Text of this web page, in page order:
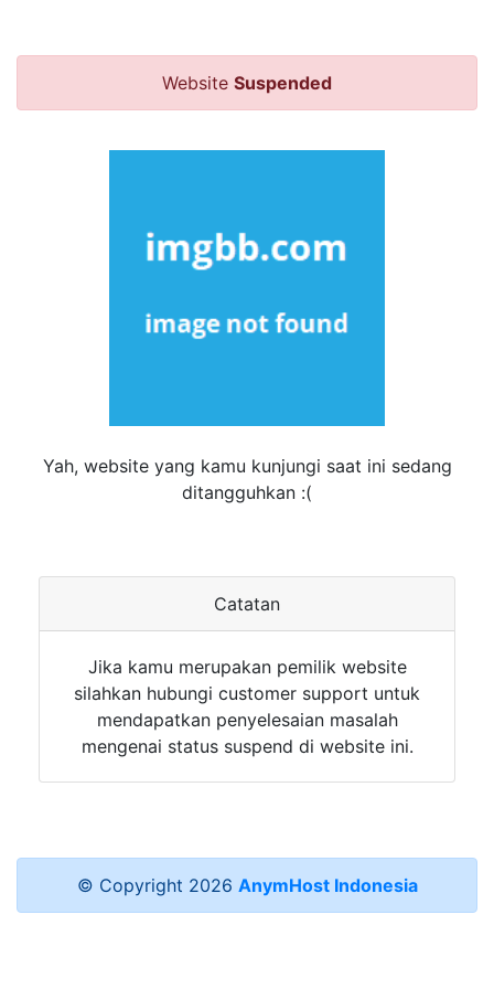
Website Suspended
Yah, website yang kamu kunjungi saat ini sedang
ditangguhkan :(
Catatan
Jika kamu merupakan pemilik website
silahkan hubungi customer support untuk
mendapatkan penyelesaian masalah
mengenai status suspend di website ini.
© Copyright 2026 AnymHost Indonesia